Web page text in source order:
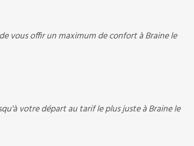
vous offir un maximum de confort à Braine le
votre départ au tarif le plus juste à Braine le